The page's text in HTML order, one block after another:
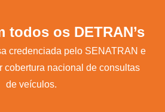
todos os DETRAN’s
credenciada pelo SENATRAN e
cobertura nacional de consultas
de veículos.